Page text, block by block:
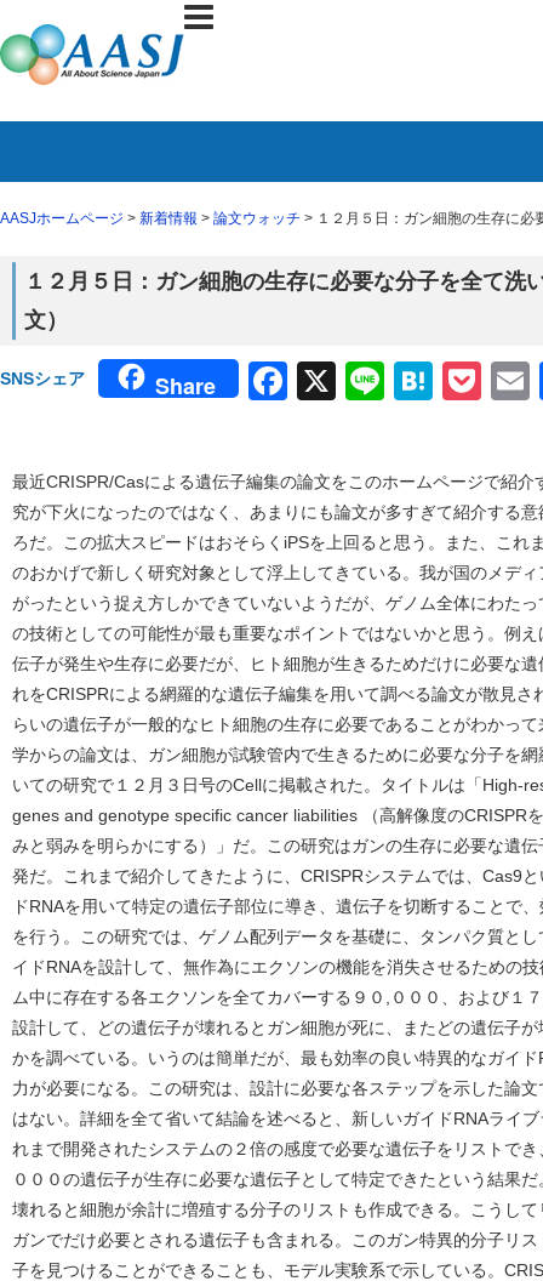
AASJホームページ > 新着情報 > 論文ウォッチ > １２月５日：ガン細胞の生存に
１２月５日：ガン細胞の生存に必要な分子を全て洗
文）
SNSシェア Share Facebook
X Line
最近CRISPR/Casによる遺伝子編集の論文をこのホームページで紹
究が下火になったのではなく、あまりにも論文が多すぎて紹介する
ろだ。この拡大スピードはおそらくiPSを上回ると思う。また、これ
のおかげで新しく研究対象として浮上してきている。我が国のメデ
がったという捉え方しかできていないようだが、ゲノム全体にわた
の技術としての可能性が最も重要なポイントではないかと思う。例
伝子が発生や生存に必要だが、ヒト細胞が生きるためだけに必要な
れをCRISPRによる網羅的な遺伝子編集を用いて調べる論文が散見
らいの遺伝子が一般的なヒト細胞の生存に必要であることがわかっ
学からの論文は、ガン細胞が試験管内で生きるために必要な分子を
いての研究で１２月３日号のCellに掲載された。タイトルは「High-
genes and genotype specific cancer liabilities （高解像度のCRISPR
みと弱みを明らかにする）」だ。この研究はガンの生存に必要な遺
発だ。これまで紹介してきたように、CRISPRシステムでは、Cas9
ドRNAを用いて特定の遺伝子部位に導き、遺伝子を切断することで
を行う。この研究では、ゲノム配列データを基礎に、タンパク質と
イドRNAを設計して、無作為にエクソンの機能を消失させるための
ム中に存在する各エクソンを全てカバーする９０,０００、および１
設計して、どの遺伝子が壊れるとガン細胞が死に、またどの遺伝子
かを調べている。いうのは簡単だが、最も効率の良い特異的なガイ
力が必要になる。この研究は、設計に必要な各ステップを示した論
はない。詳細を全て省いて結論を述べると、新しいガイドRNAライ
れまで開発されたシステムの２倍の感度で必要な遺伝子をリストで
０００の遺伝子が生存に必要な遺伝子として特定できたという結果
壊れると細胞が余計に増殖する分子のリストも作成できる。こうし
ガンでだけ必要とされる遺伝子も含まれる。このガン特異的分子リ
子を見つけることができることも、モデル実験系で示している。